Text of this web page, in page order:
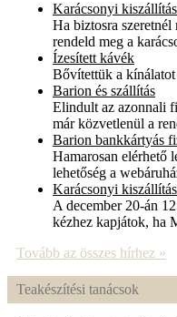
Karácsonyi
Ha biztosra
rendeld meg a
Ízesített kávék
Bővítettük a
Barion és szállítás
Elindult az azonnali
már közvetlenül a
Barion bankkártyás
Hamarosan elérhető
lehetőség a
Karácsonyi
A december 20-án
kézhez kapjátok, ha
Tovább az összes hírhez »
Teakészítési tanácsok